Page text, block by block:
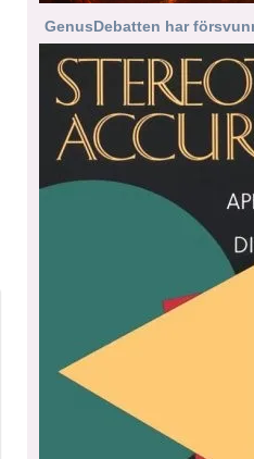
GenusDebatten har